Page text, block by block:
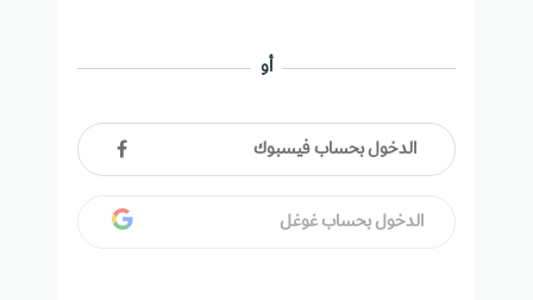
أو
الدخول بحساب فيسبوك
الدخول بحساب غوغل